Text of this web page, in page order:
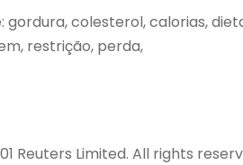
gordura, colesterol, calorias,
restrição, perda,
Reuters Limited. All rights